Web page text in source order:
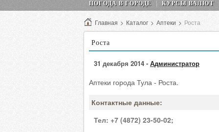
ПОГОДА В ГОРОДЕ КУРСЫ ВАЛЮТ
Главная > Каталог > Аптеки > Роста
Роста
31 декабря 2014 - Администратор
Аптеки города Тула - Роста.
Контактные данные:
Тел: +7 (4872) 23-50-02;